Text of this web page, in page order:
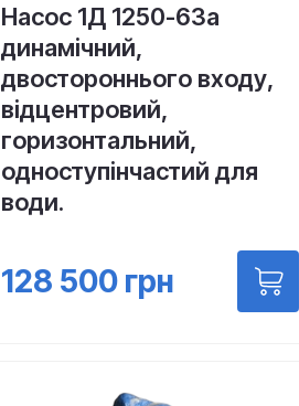
Насос 1Д 1250-63а
динамічний,
двостороннього входу,
відцентровий,
горизонтальний,
одноступінчастий для
води.
128 500грн